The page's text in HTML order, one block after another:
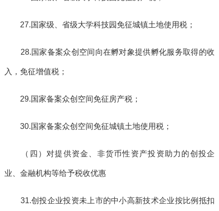
27.国家级、省级大学科技园免征城镇土地使用税；
28.国家备案众创空间向在孵对象提供孵化服务取得的收
入，免征增值税；
29.国家备案众创空间免征房产税；
30.国家备案众创空间免征城镇土地使用税；
（四）对提供资金、非货币性资产投资助力的创投企
业、金融机构等给予税收优惠
31.创投企业投资未上市的中小高新技术企业按比例抵扣